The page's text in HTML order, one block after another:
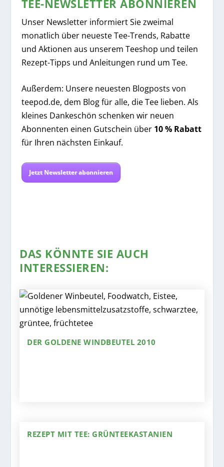
TEE-NEWSLETTER ABONNIEREN
Unser Newsletter informiert Sie zweimal
monatlich über neueste Tee-Trends, Rabatte
und Aktionen aus unserem Teeshop und teilen
Rezept-Tipps und Anleitungen rund um Tee.
Außerdem: Unsere neuesten Blogposts von
teepod.de, dem Blog für alle, die Tee lieben. Als
kleines Dankeschön schenken wir neuen
Abonnenten einen Gutschein über 10 % Rabatt
für Ihren nächsten Einkauf.
Jetzt Newsletter abonnieren
DAS KÖNNTE SIE AUCH
INTERESSIEREN:
DER GOLDENE WINDBEUTEL 2010
REZEPT MIT TEE: GRÜNTEEKASTANIEN